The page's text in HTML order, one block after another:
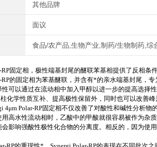
其他品牌
面议
食品/农产品,生物产业,制药/生物制药,综
固定相，极性端基封尾的醚联苯基相提供了反相条
RP的固定相为苯基醚联，并含有*的亲水端基封尾，
性可以通过在流动相中加入甲醇以进一步的提高选择
柱化学性质互补、提高极性保留外，同时也可以改善
4μm Polar-RP固定相不仅改善了对酸性和碱性分析物
用高水性流动相时，乙酸中的甲酸就很容易被作为杂
会影响强酸性极性化合物的分离度。相反的，因为使